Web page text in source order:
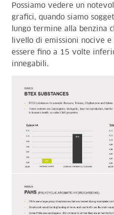
Possiamo vedere un
grafici, quando siamo
lungo termine alla benzina
livello di emissioni nocive e
essere fino a 15 volte
innegabili.